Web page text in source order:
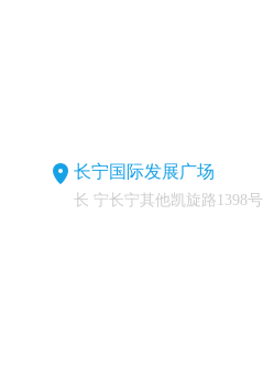
长宁国际发展广场
长 宁长宁其他凯旋路1398号